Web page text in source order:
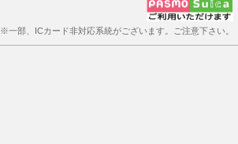
※一部、ICカード非対応系統がございます。ご注意下さい。